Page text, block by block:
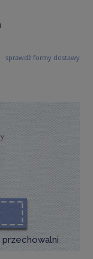
płatności
sprawdź formy dostawy